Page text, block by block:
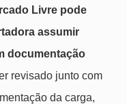
Livre pode
assumir
documentação
revisado junto com
da carga,